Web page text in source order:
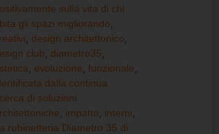
sulla vita di chi
gli spazi migliorando
design architettonico
club
diametro35
evoluzione funzionale
dalla continua
di soluzioni
impatto interni
rubinetteria Diametro 35 di